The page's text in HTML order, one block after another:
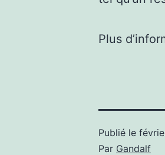
Plus
Publié le
Par Gandalf